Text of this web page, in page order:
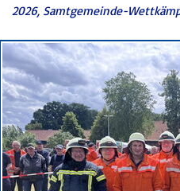
2026, Samtgemeinde-